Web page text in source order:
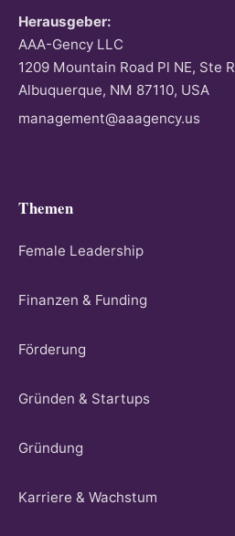
Herausgeber:
AAA-Gency LLC
1209 Mountain Road Pl NE, Ste R
Albuquerque, NM 87110, USA
management@aaagency.us
Themen
Female Leadership
Finanzen & Funding
Förderung
Gründen & Startups
Gründung
Karriere & Wachstum